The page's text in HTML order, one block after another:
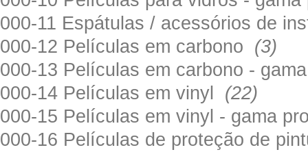
000-11 Espátulas / acessórios de
000-12 Películas em carbono (3)
000-13 Películas em carbono -
000-14 Películas em vinyl (22)
000-15 Películas em vinyl - gama
000-16 Películas de proteção de